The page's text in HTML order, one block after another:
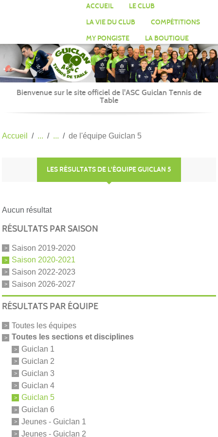
ACCUEIL
LE CLUB
LA VIE DU CLUB
COMPÉTITIONS
MY PONGISTE
LA BOUTIQUE
Bienvenue sur le site officiel de l'ASC Guiclan Tennis de
Table
Accueil de l'équipe Guiclan 5
LES RÉSULTATS DE L'ÉQUIPE GUICLAN 5
Aucun résultat
RÉSULTATS PAR SAISON
Saison 2019-2020
Saison 2020-2021
Saison 2022-2023
Saison 2026-2027
RÉSULTATS PAR ÉQUIPE
Toutes les équipes
Toutes les sections et disciplines
Guiclan 1
Guiclan 2
Guiclan 3
Guiclan 4
Guiclan 5
Guiclan 6
Jeunes - Guiclan 1
Jeunes - Guiclan 2
Panneau de gestion des cookies